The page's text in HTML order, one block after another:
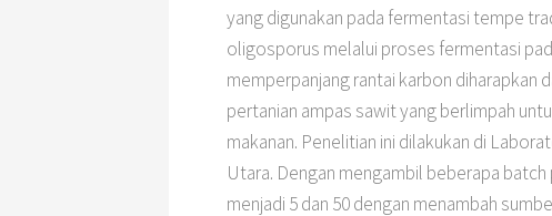
yang digunakan pada fermentasi tempe
oligosporus melalui proses fermentasi
memperpanjang rantai karbon diharapkan
pertanian ampas sawit yang berlimpah
makanan. Penelitian ini dilakukan di
Utara. Dengan mengambil beberapa
menjadi 5 dan 50 dengan menambah